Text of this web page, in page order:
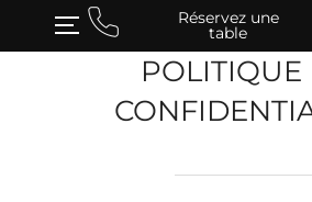
TOGGLE SIDEBAR & NAVIGATION
Réservez une
table
POLITIQUE